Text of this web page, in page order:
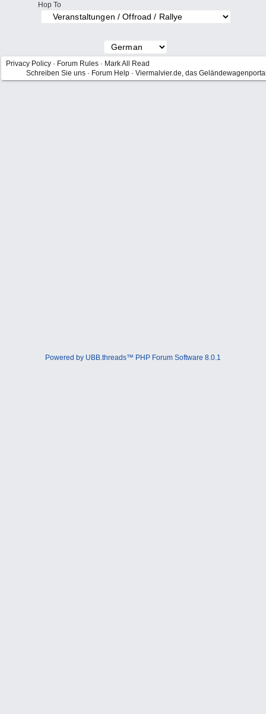
Hop To
Privacy Policy · Forum Rules · Mark All Read
Schreiben Sie uns · Forum Help · Viermalvier.de, das
Powered by UBB.threads™ PHP Forum Software 8.0.1